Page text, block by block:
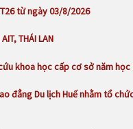
từ ngày 03/8/2026
THÁI LAN
khoa học cấp cơ sở năm học
đẳng Du lịch Huế nhằm tổ